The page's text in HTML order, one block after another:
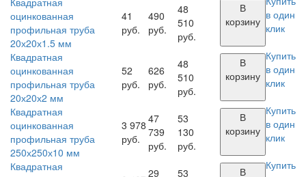
оцинкованная
профильная труба
20х20х1.5 мм
41
руб.
490
руб.
48
510
руб.
В
корзину в один
клик
Квадратная
оцинкованная
профильная труба
20х20х2 мм
52
руб.
626
руб.
48
510
руб.
В
корзину
Купить
в один
клик
Квадратная
оцинкованная
профильная труба
250х250х10 мм
3 978
руб.
47
739
руб.
53
130
руб.
В
корзину
Купить
в один
клик
Квадратная
29
53
В
Купить